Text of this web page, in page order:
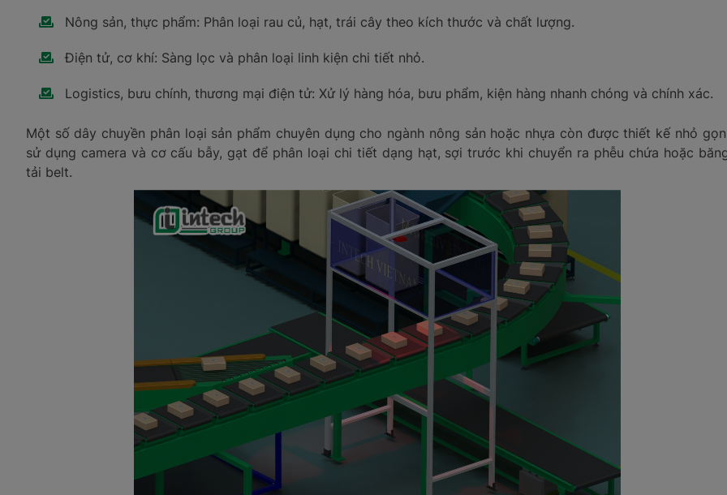
Nông sản, thực phẩm: Phân loại rau củ, hạt, trái cây theo kích thước và chất lượng.
Điện tử, cơ khí: Sàng lọc và phân loại linh kiện chi tiết nhỏ.
Logistics, bưu chính, thương mại điện tử: Xử lý hàng hóa, bưu phẩm, kiện hàng nhanh chóng và chính xác.
Một số dây chuyền phân loại sản phẩm chuyên dụng cho ngành nông sản hoặc nhựa còn được thiết kế nhỏ
sử dụng camera và cơ cấu bẫy, gạt để phân loại chi tiết dạng hạt, sợi trước khi chuyển ra phễu chứa hoặc
tải belt.